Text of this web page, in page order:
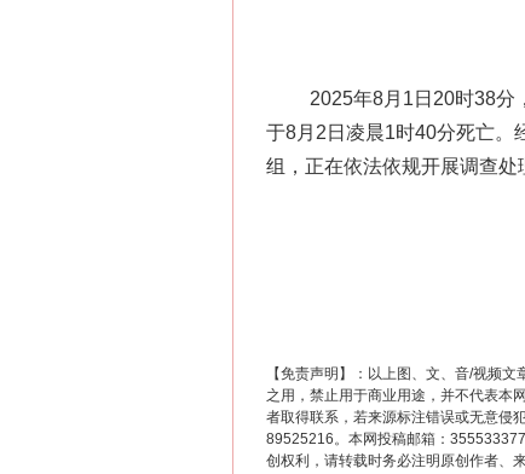
2025年8月1日20时38分，
于8月2日凌晨1时40分死亡。
组，正在依法依规开展调查处
【免责声明】：以上图、文、音/视频
之用，禁止用于商业用途，并不代表本
者取得联系，若来源标注错误或无意侵
89525216。本网投稿邮箱：
创权利，请转载时务必注明原创作者、